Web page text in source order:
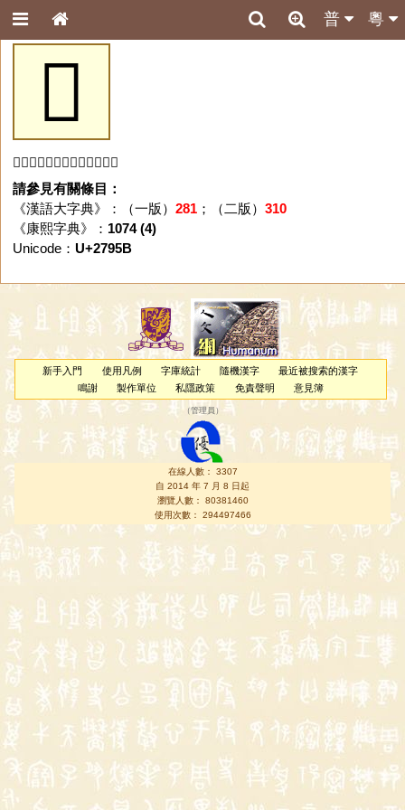
粵
普
𧥛
「𧥛」字未收錄於本資料庫。
請參見有關條目：
《漢語大字典》：（一版） 281；（二版） 310
《康熙字典》： 1074 (4)
Unicode： U+2795B
新手入門 使用凡例 字庫統計 隨機漢字
最近被搜索的漢字
鳴謝
製作單位 私隱政策 免責聲明 意見簿
（管理員 ）
在線人數： 3307
自 2014 年 7 月 8 日起
瀏覽人數： 80381460
使用次數： 294497466